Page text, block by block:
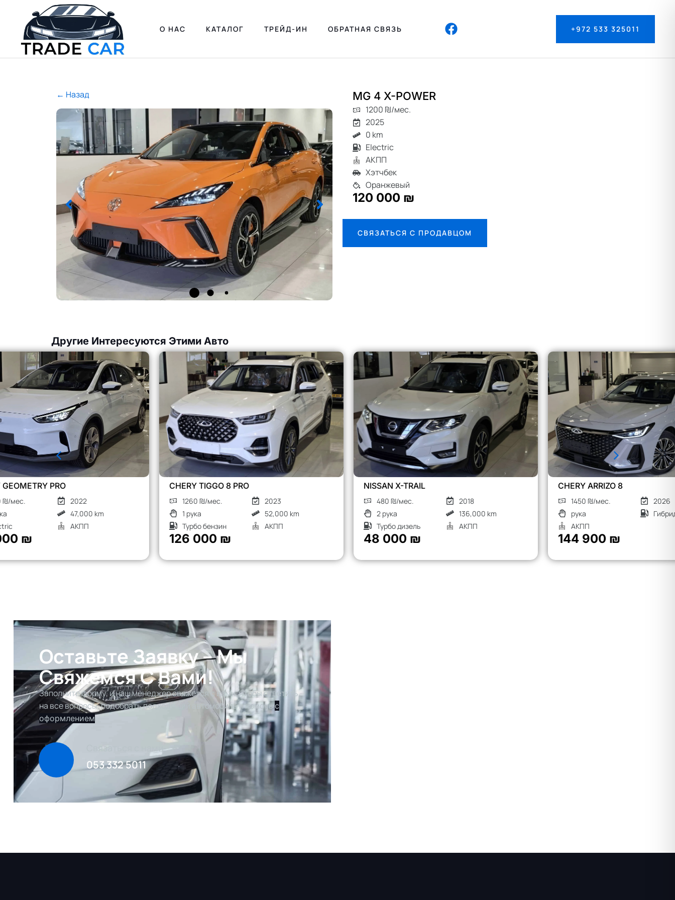
О НАС КАТАЛОГ ТРЕЙД-ИН ОБРАТНАЯ СВЯЗЬ +972 533 325011
← Назад MG 4 X-POWER
1200 ₪/мес.
2025
0 km
Electric
АКПП
Хэтчбек
Оранжевый
120 000 ₪
СВЯЗАТЬСЯ С ПРОДАВЦОМ
Другие Интересуются Этими Авто
CHERY TIGGO 8 PRO
1260 ₪/мес.
2023
1 рука
52,000 km
Турбо бензин
АКПП
480 ₪/мес.
2018
2 рука
136,000 km
Турбо дизель
АКПП
1450 ₪/мес.
2026
рука
Гибрид
АКПП
рука
Оставьте Заявку – Мы
Свяжемся С Вами!
Заполните форму, и наш менеджер свяжется с вами, чтобы ответить
на все вопросы, подобрать подходящий автомобиль и помочьс
оформлением
Связаться с нами
053 332 5011